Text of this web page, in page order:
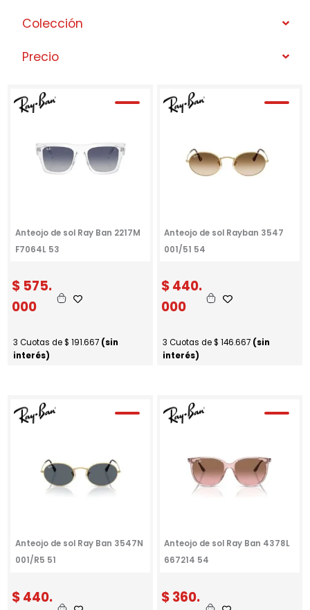
Colección
Precio
Anteojo de sol Ray Ban 2217M
F7064L 53
$ 575.
000
3 Cuotas de $ 191.667 (sin
interés)
Anteojo de sol Rayban 3547
001/51 54
$440.
000
3 Cuotas de $ 146.667 (sin
interés)
Anteojo de sol Ray Ban 3547N
001/R5 51
$440.
Anteojo de sol Ray Ban 4378L
667214 54
$360.